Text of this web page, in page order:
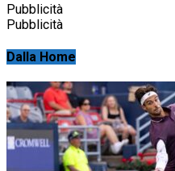
Pubblicità
Pubblicità
Dalla Home